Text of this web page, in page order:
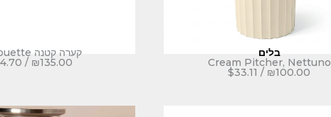
בלים
Cream Pitcher, Nettuno
₪100.00
/
$33.11
קערה קטנה Silhouette
₪135.00
/